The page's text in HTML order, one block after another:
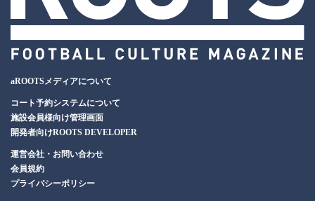
aROOTSメディアについて
コート予約システムについて
施設会員様向け管理画面
開発者向けROOTS DEVELOPER
運営会社・お問い合わせ
会員規約
プライバシーポリシー